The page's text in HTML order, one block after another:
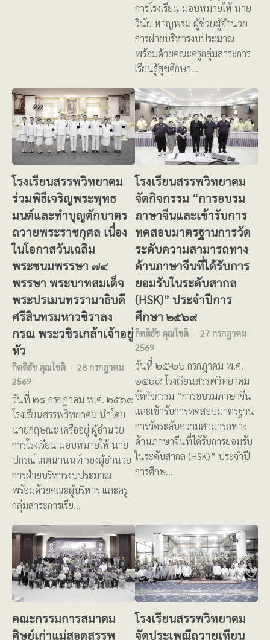
การโรงเรียน มอบหมายให้ นาย
วินัย หาญพรม ผู้ช่วยผู้อำนวย
การฝ่ายบริหารงบประมาณ
พร้อมด้วยคณะครูกลุ่มสาระการ
เรียนรู้สุขศึกษา…
โรงเรียนสรรพวิทยาคม
ร่วมพิธีเจริญพระพุทธ
มนต์และทำบุญตักบาตร
ถวายพระราชกุศล เนื่อง
ในโอกาสวันเฉลิม
พระชนมพรรษา ๗๔
พรรษา พระบาทสมเด็จ
พระปรเมนทรรามาธิบดี
ศรีสินทรมหาวชิราลง
กรณ พระวชิรเกล้าเจ้าอยู่
หัว
กิตติธัช คุณโชติ
28 กรกฎาคม
2569
วันที่ ๒๘ กรกฎาคม พ.ศ. ๒๕๖๙
โรงเรียนสรรพวิทยาคม นำโดย
นายกฤษณะ เครืออยู่ ผู้อำนวย
การโรงเรียน มอบหมายให้ นาย
ปกรณ์ เกตนานนท์ รองผู้อำนวย
การฝ่ายบริหารงบประมาณ
พร้อมด้วยคณะผู้บริหาร และครู
กลุ่มสาระการเรีย…
โรงเรียนสรรพวิทยาคม
จัดกิจกรรม “การอบรม
ภาษาจีนและเข้ารับการ
ทดสอบมาตรฐานการวัด
ระดับความสามารถทาง
ด้านภาษาจีนที่ได้รับการ
ยอมรับในระดับสากล
(HSK)” ประจำปีการ
ศึกษา ๒๕๖๙
กิตติธัช คุณโชติ
27 กรกฎาคม
2569
วันที่ ๒๕-๒๖ กรกฎาคม พ.ศ.
๒๕๖๙ โรงเรียนสรรพวิทยาคม
จัดกิจกรรม “การอบรมภาษาจีน
และเข้ารับการทดสอบมาตรฐาน
การวัดระดับความสามารถทาง
ด้านภาษาจีนที่ได้รับการยอมรับ
ในระดับสากล (HSK)” ประจำปี
การศึกษ…
คณะกรรมการสมาคม
ศิษย์เก่าแม่สอดสรรพ
โรงเรียนสรรพวิทยาคม
จัดประเพณีถวายเทียน